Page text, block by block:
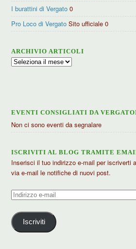
I burattini di Vergato 0
Pro Loco di Vergato Sito ufficiale 0
ARCHIVIO ARTICOLI
Archivio
EVENTI CONSIGLIATI DA
Non ci sono eventi da segnalare
ISCRIVITI AL BLOG TRAMITE
Inserisci il tuo indirizzo e-mail per iscriverti
via e-mail le notifiche di nuovi post.
Indirizzo
mail
Iscriviti